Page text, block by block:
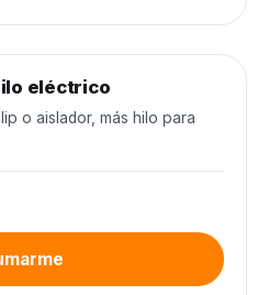
eléctrico
o aislador, más hilo para